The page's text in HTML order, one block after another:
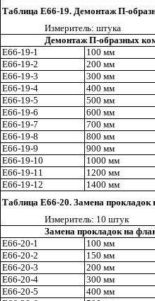
Таблица Е66-19. Демонтаж П-
Измеритель: штука
Демонтаж П-образных
Е66-19-1
100 мм
Е66-19-2
200 мм
Е66-19-3
300 мм
Е66-19-4
400 мм
Е66-19-5
500 мм
Е66-19-6 600 мм
Е66-19-7
700 мм
Е66-19-8
800 мм
Е66-19-9 900 мм
E66-19-10 1000 мм
Е66-19-11 1200 мм
Е66-19-12 1400 мм
Таблица Е66-20. Замена прокладок
Измеритель: 10 штук
Замена прокладок на
Е66-20-1
100 мм
Е66-20-2
150 мм
Е66-20-3
200 мм
Е66-20-4
300 мм
Е66-20-5
400 мм